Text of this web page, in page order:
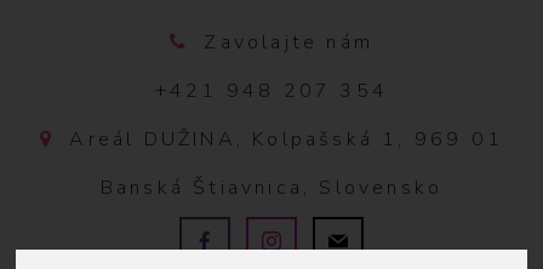
Zavolajte nám
+421 948 207 354
Areál DUŽINA, Kolpašská 1, 969 01
Banská Štiavnica, Slovensko